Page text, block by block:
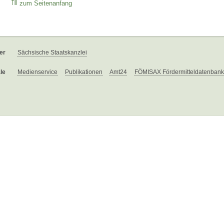
zum Seitenanfang
Sächsische Staatskanzlei
Medienservice Publikationen Amt24 FÖMISAX Fördermitteldatenbank